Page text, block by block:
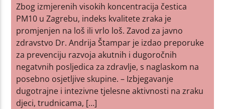
Zbog izmjerenih visokih koncentracija čestica
PM10 u Zagrebu, indeks kvalitete zraka je
promjenjen na loš ili vrlo loš. Zavod za javno
zdravstvo Dr. Andrija Štampar je izdao preporuke
za prevenciju razvoja akutnih i dugoročnih
negatvnih posljedica za zdravlje, s naglaskom na
posebno osjetljive skupine. – Izbjegavanje
dugotrajne i intezivne tjelesne aktivnosti na zraku
djeci, trudnicama, […]